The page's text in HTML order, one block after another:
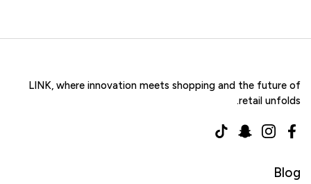
LINK, where innovation meets shopping and the future of
retail unfolds.
Facebook
Instagram
Snapchat
TikTok
Blog